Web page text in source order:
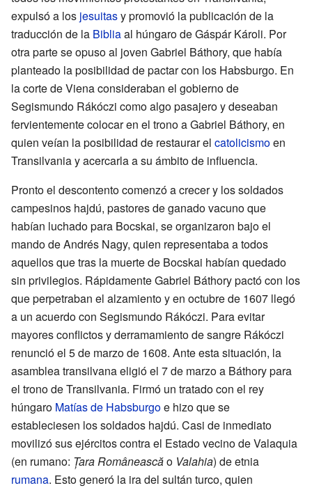
expulsó a los jesuitasy promovió la publicación de la
traducción de la Bibliaal húngaro de Gáspár Károli. Por
otra parte se opuso al joven Gabriel Báthory, que había
planteado la posibilidad de pactar con los Habsburgo. En
la corte de Viena consideraban el gobierno de
Segismundo Rákóczi como algo pasajero y deseaban
fervientemente colocar en el trono a Gabriel Báthory, en
quien veían la posibilidad de restaurar el catolicismoen
Transilvania y acercarla a su ámbito de influencia.
Pronto el descontento comenzó a crecer y los soldados
campesinos hajdú, pastores de ganado vacuno que
habían luchado para Bocskai, se organizaron bajo el
mando de Andrés Nagy, quien representaba a todos
aquellos que tras la muerte de Bocskai habían quedado
sin privilegios. Rápidamente Gabriel Báthory pactó con los
que perpetraban el alzamiento y en octubre de 1607 llegó
a un acuerdo con Segismundo Rákóczi. Para evitar
mayores conflictos y derramamiento de sangre Rákóczi
renunció el 5 de marzo de 1608. Ante esta situación, la
asamblea transilvana eligió el 7 de marzo a Báthory para
el trono de Transilvania. Firmó un tratado con el rey
húngaro Matías de Habsburgoe hizo que se
estableciesen los soldados hajdú. Casi de inmediato
movilizó sus ejércitos contra el Estado vecino de Valaquia
(en rumano: Țara Româneascăo Valahia) de etnia
rumana. Esto generó la ira del sultán turco, quien